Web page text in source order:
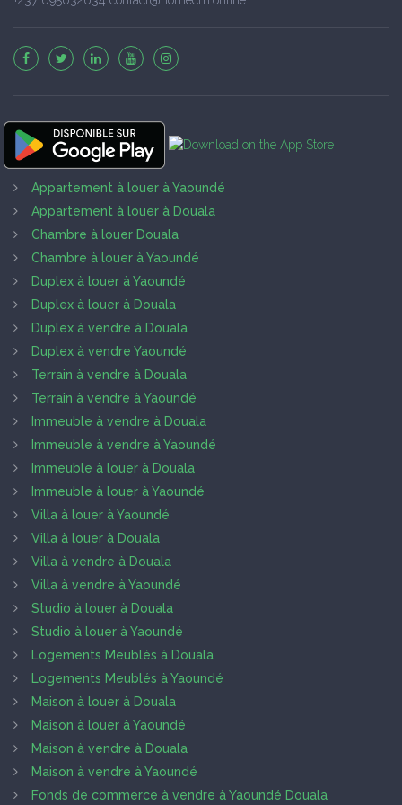
Appartement à louer à Yaoundé
Appartement à louer à Douala
Chambre à louer Douala
Chambre à louer à Yaoundé
Duplex à louer à Yaoundé
Duplex à louer à Douala
Duplex à vendre à Douala
Duplex à vendre Yaoundé
Terrain à vendre à Douala
Terrain à vendre à Yaoundé
Immeuble à vendre à Douala
Immeuble à vendre à Yaoundé
Immeuble à louer à Douala
Immeuble à louer à Yaoundé
Villa à louer à Yaoundé
Villa à louer à Douala
Villa à vendre à Douala
Villa à vendre à Yaoundé
Studio à louer à Douala
Studio à louer à Yaoundé
Logements Meublés à Douala
Logements Meublés à Yaoundé
Maison à louer à Douala
Maison à louer à Yaoundé
Maison à vendre à Douala
Maison à vendre à Yaoundé
Fonds de commerce à vendre à Yaoundé Douala